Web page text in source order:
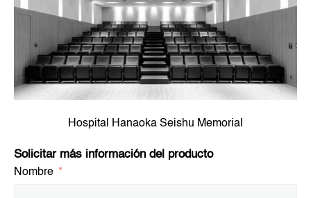
Hospital Hanaoka Seishu Memorial
Solicitar más información del producto
Nombre